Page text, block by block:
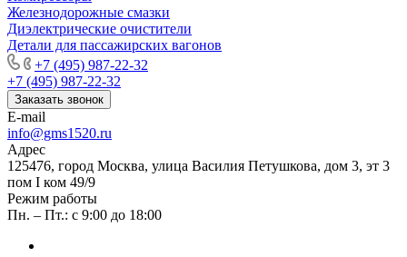
Железнодорожные смазки
Диэлектрические очистители
Детали для пассажирских вагонов
+7 (495) 987-22-32
+7 (495) 987-22-32
Заказать звонок
E-mail
info@gms1520.ru
Адрес
125476, город Москва, улица Василия Петушкова, дом 3, эт 3
пом I ком 49/9
Режим работы
Пн. – Пт.: с 9:00 до 18:00